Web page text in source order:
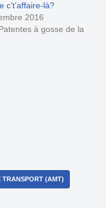
c’t’affaire-là?
2016
à gosse de la
TRANSPORT (AMT)